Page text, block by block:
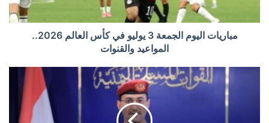
مباريات اليوم الجمعة 3 يوليو في كأس العالم 2026..
المواعيد والقنوات